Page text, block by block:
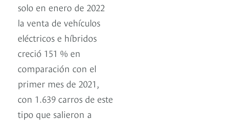
solo en enero de 2022
la venta de vehículos
eléctricos e híbridos
creció 151 % en
comparación con el
primer mes de 2021,
con 1.639 carros de este
tipo que salieron a